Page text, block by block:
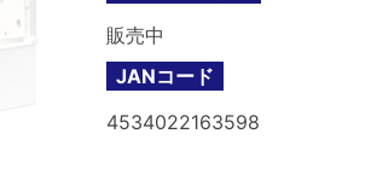
販売中
JANコード
4534022163598